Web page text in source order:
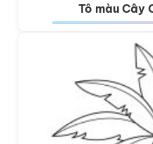
Tô màu Cây